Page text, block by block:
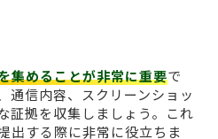
集めることが非常に重要で
通信内容、スクリーンショッ
証拠を収集しましょう。これ
出する際に非常に役立ちま